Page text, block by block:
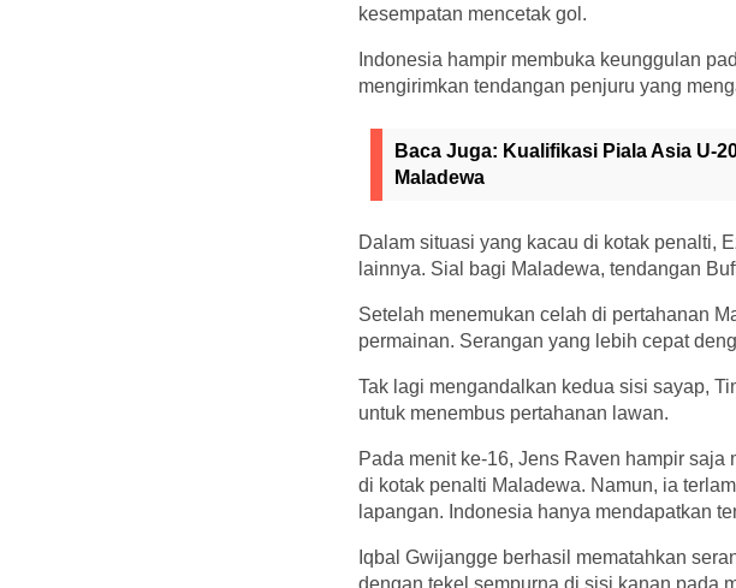
kesempatan mencetak gol.
Indonesia hampir membuka keunggulan
mengirimkan tendangan penjuru yang
Baca Juga: Kualifikasi Piala Asia U-
Maladewa
Dalam situasi yang kacau di kotak penalti,
lainnya. Sial bagi Maladewa, tendangan
Setelah menemukan celah di pertahanan
permainan. Serangan yang lebih cepat
Tak lagi mengandalkan kedua sisi sayap,
untuk menembus pertahanan lawan.
Pada menit ke-16, Jens Raven hampir
di kotak penalti Maladewa. Namun, ia
lapangan. Indonesia hanya mendapatkan
Iqbal Gwijangge berhasil mematahkan